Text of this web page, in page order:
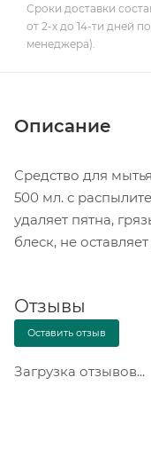
Сроки доставки
от 2-х до 14-ти дней
менеджера).
Описание
Средство для
500 мл. с
удаляет пятна,
блеск, не
Отзывы
Оставить отзыв
Загрузка отзывов...